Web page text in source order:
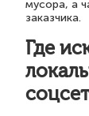
мусора, а
заказчика.
Где